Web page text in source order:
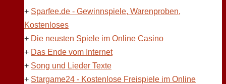
+ Sparfee.de - Gewinnspiele, Warenproben,
Kostenloses
+ Die neusten Spiele im Online Casino
+ Das Ende vom Internet
+ Song und Lieder Texte
+ Stargame24 - Kostenlose Freispiele im Online